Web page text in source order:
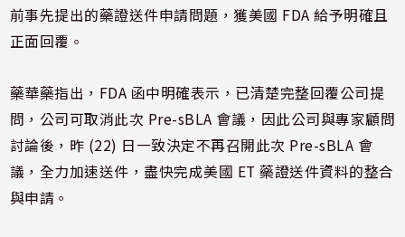
前事先提出的藥證送件申請問題，獲美國 FDA 給予明確且
正面回覆。
藥華藥指出，FDA 函中明確表示，已清楚完整回覆公司提
問，公司可取消此次 Pre-sBLA 會議，因此公司與專家顧問
討論後，昨 (22) 日一致決定不再召開此次 Pre-sBLA 會
議，全力加速送件，盡快完成美國 ET 藥證送件資料的整合
與申請。